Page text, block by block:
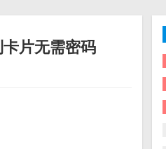
片无需密码